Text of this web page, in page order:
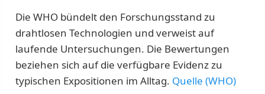
Die WHO bündelt den Forschungsstand zu
drahtlosen Technologien und verweist auf
laufende Untersuchungen. Die Bewertungen
beziehen sich auf die verfügbare Evidenz zu
typischen Expositionen im Alltag. Quelle (WHO)